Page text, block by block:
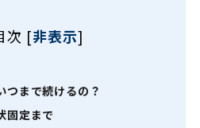
次 [非表示]
つまで続けるの？
固定まで